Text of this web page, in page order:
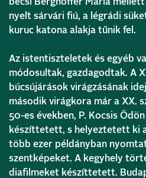
nyelt sárvári fiú, a légrádi
kuruc katona alakja tűnik fel.
Az istentiszteletek és egyéb
módosultak, gazdagodtak. A
búcsújárások virágzásának
második virágkora már a XX.
50-es években, P. Kocsis
készíttetett, s helyeztetett ki
több ezer példányban
szentképeket. A kegyhely
diafilmeket készíttetett.